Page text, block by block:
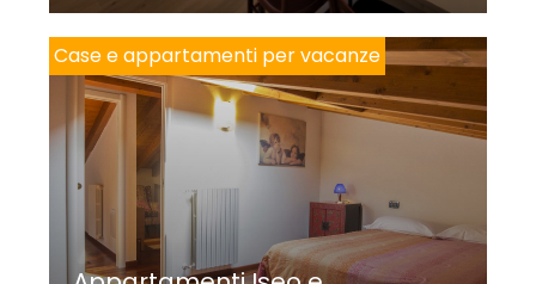
Case e appartamenti per vacanze